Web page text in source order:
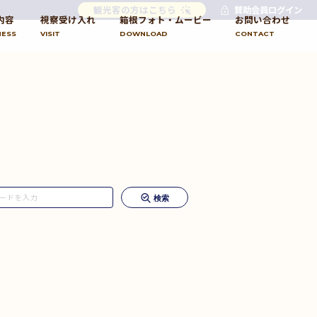
観光客の方はこちら 賛助会員ログイン
容 視察受け入れ
VISIT
箱根フォト・ムービー
DOWNLOAD
お問い合わせ
CONTACT
検索